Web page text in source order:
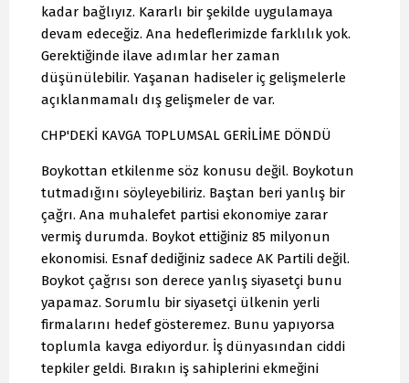
kadar bağlıyız. Kararlı bir şekilde uygulamaya
devam edeceğiz. Ana hedeflerimizde farklılık yok.
Gerektiğinde ilave adımlar her zaman
düşünülebilir. Yaşanan hadiseler iç gelişmelerle
açıklanmamalı dış gelişmeler de var.
CHP'DEKİ KAVGA TOPLUMSAL GERİLİME DÖNDÜ
Boykottan etkilenme söz konusu değil. Boykotun
tutmadığını söyleyebiliriz. Baştan beri yanlış bir
çağrı. Ana muhalefet partisi ekonomiye zarar
vermiş durumda. Boykot ettiğiniz 85 milyonun
ekonomisi. Esnaf dediğiniz sadece AK Partili değil.
Boykot çağrısı son derece yanlış siyasetçi bunu
yapamaz. Sorumlu bir siyasetçi ülkenin yerli
firmalarını hedef gösteremez. Bunu yapıyorsa
toplumla kavga ediyordur. İş dünyasından ciddi
tepkiler geldi. Bırakın iş sahiplerini ekmeğini